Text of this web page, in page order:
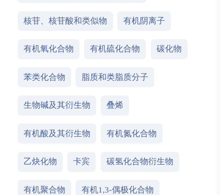
核苷、核苷酸和类似物 有机阴离子
有机氧化合物 有机硫化合物 碳化物
苯类化合物 脂质和类脂质分子
生物碱及其衍生物 叠烯
有机酸及其衍生物 有机氮化合物
乙炔化物 卡宾 碳氢化合物衍生物
有机聚合物 有机1,3-偶极化合物